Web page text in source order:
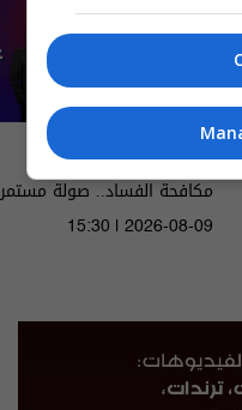
عشرين
مكافحة الفساد.. صولة
قادمة - الحلقة ٥٥ | الموسم 5
15:30 | 2026-08-09